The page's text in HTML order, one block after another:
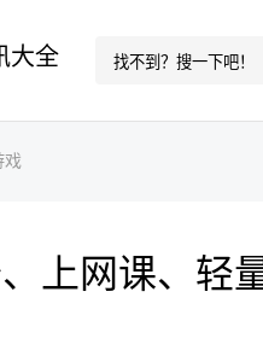
大全
戏
上网课、轻